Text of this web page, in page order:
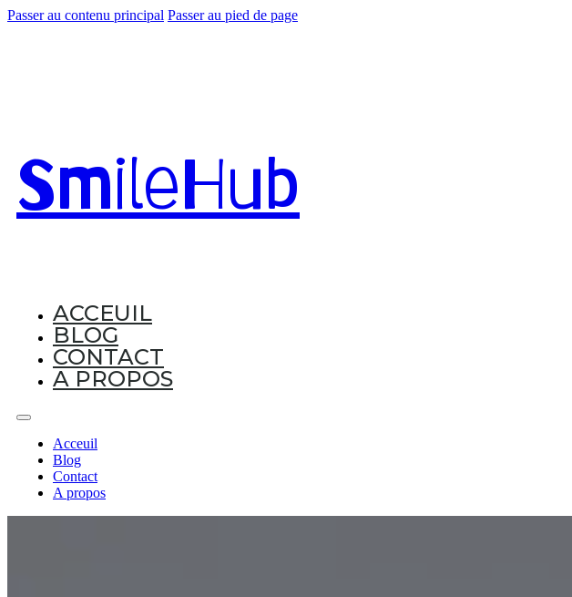
Passer au contenu principal Passer au pied de page
SmileHub
ACCEUIL
BLOG
CONTACT
A PROPOS
Acceuil
Blog
Contact
A propos